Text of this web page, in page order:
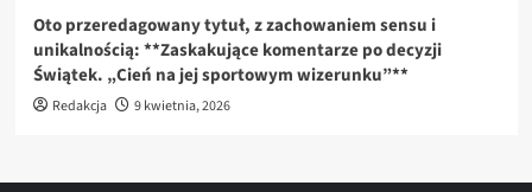
Oto przeredagowany tytuł, z zachowaniem sensu i
unikalnością: **Zaskakujące komentarze po decyzji
Świątek. „Cień na jej sportowym wizerunku”**
Redakcja 9 kwietnia, 2026